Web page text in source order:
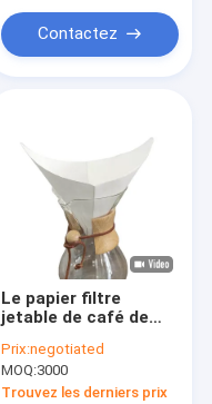
Contactez
Le papier filtre
jetable de café de
d'égouttement
classique de 6
tasses a blanchi
Prix:negotiated
MOQ:3000
Trouvez les derniers prix